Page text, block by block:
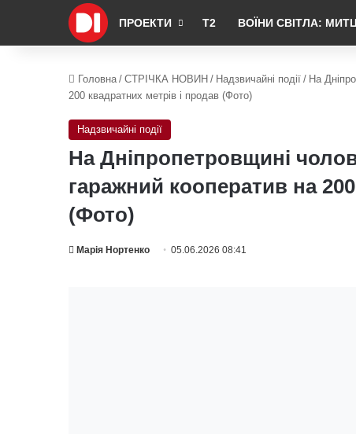
ПРОЕКТИ Т2 ВОЇНИ СВІТЛА:
Головна / СТРІЧКА НОВИН / Надзвичайні події / На
200 квадратних метрів і продав (Фото)
Надзвичайні події
На Дніпропетровщині
гаражний кооператив на
(Фото)
Марія Нортенко 05.06.2026 08:41